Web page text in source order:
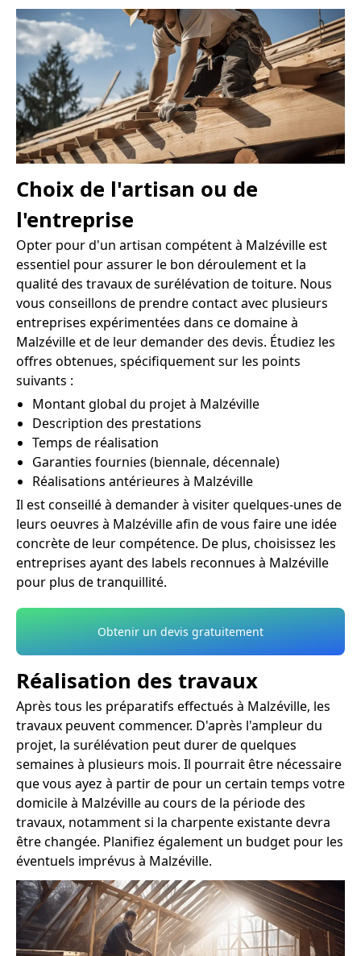
Choix de l'artisan ou de
l'entreprise
Opter pour d'un artisan compétent à Malzéville est
essentiel pour assurer le bon déroulement et la
qualité des travaux de surélévation de toiture. Nous
vous conseillons de prendre contact avec plusieurs
entreprises expérimentées dans ce domaine à
Malzéville et de leur demander des devis. Étudiez les
offres obtenues, spécifiquement sur les points
suivants :
Montant global du projet à Malzéville
Description des prestations
Temps de réalisation
Garanties fournies (biennale, décennale)
Réalisations antérieures à Malzéville
Il est conseillé à demander à visiter quelques-unes de
leurs oeuvres à Malzéville afin de vous faire une idée
concrète de leur compétence. De plus, choisissez les
entreprises ayant des labels reconnues à Malzéville
pour plus de tranquillité.
Obtenir un devis gratuitement
Réalisation des travaux
Après tous les préparatifs effectués à Malzéville, les
travaux peuvent commencer. D'après l'ampleur du
projet, la surélévation peut durer de quelques
semaines à plusieurs mois. Il pourrait être nécessaire
que vous ayez à partir de pour un certain temps votre
domicile à Malzéville au cours de la période des
travaux, notamment si la charpente existante devra
être changée. Planifiez également un budget pour les
éventuels imprévus à Malzéville.